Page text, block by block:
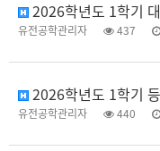
2026학년도 1학기
유전공학관리자 437
2026학년도 1학기
유전공학관리자 440